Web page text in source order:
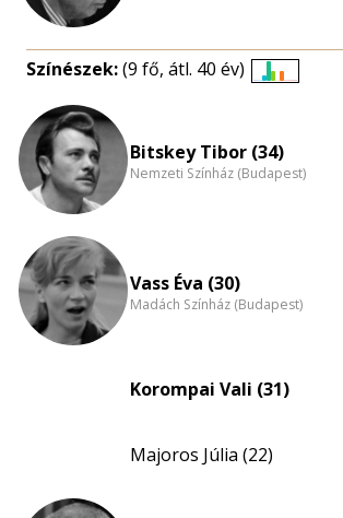
Színészek:(9 fő, átl. 40 év)
nagyítása
Bitskey Tibor (34)
Nemzeti Színház (Budapest)
Vass Éva (30)
Madách Színház (Budapest)
Korompai Vali (31)
Majoros Júlia (22)